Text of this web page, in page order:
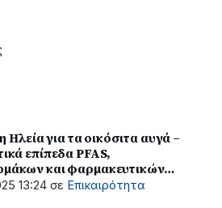
η Ηλεία για τα οικόσιτα αυγά –
επίπεδα PFAS,
και φαρμακευτικών
13:24 σε Επικαιρότητα